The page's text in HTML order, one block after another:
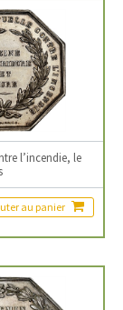
l’incendie, le
au panier